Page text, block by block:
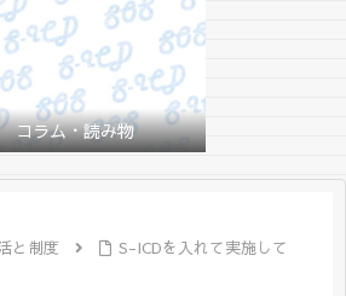
コラム・読み物
と制度
S-ICDを入れて実施して